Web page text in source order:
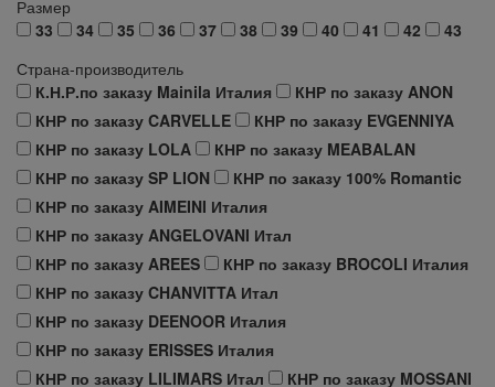
Размер
33
34 35 36 37 38 39 40 41 42
43
Страна-производитель
К.Н.Р.по заказу Mainila Италия
КНР по заказу ANON
КНР по заказу CARVELLE
КНР по заказу EVGENNIYA
КНР по заказу LOLA
КНР по заказу MEABALAN
КНР по заказу SP LION
КНР по заказу 100% Romantic
КНР по заказу AIMEINI Италия
КНР по заказу ANGELOVANI Итал
КНР по заказу AREES
КНР по заказу BROCOLI Италия
КНР по заказу CHANVITTA Итал
КНР по заказу DEENOOR Италия
КНР по заказу ERISSES Италия
КНР по заказу LILIMARS Итал
КНР по заказу MOSSANI